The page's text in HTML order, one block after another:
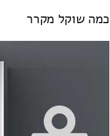
כמה שוקל מקרר